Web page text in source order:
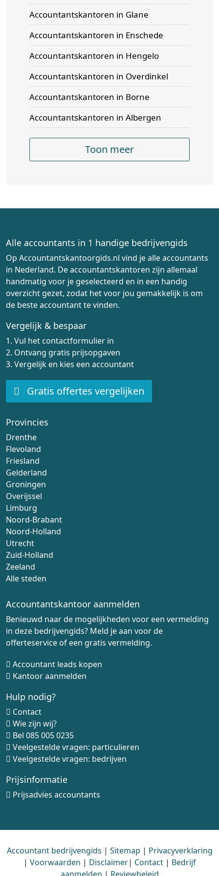
Accountantskantoren in Glane
Accountantskantoren in Enschede
Accountantskantoren in Hengelo
Accountantskantoren in Overdinkel
Accountantskantoren in Borne
Accountantskantoren in Albergen
Toon meer
Alle accountants in 1 handige bedrijvengids
Op Accountantskantoorgids.nl vind je alle accountants
in Nederland. De accountantskantoren zijn allemaal
handmatig voor je geselecteerd en in een handig
overzicht gezet, zodat het voor jou gemakkelijk is om
de beste accountant te vinden.
Vergelijk & bespaar
1. Vul het contactformulier in
2. Ontvang gratis prijsopgaven
3. Vergelijk en kies een accountant
Gratis offertes vergelijken
Provincies
Drenthe
Flevoland
Friesland
Gelderland
Groningen
Overijssel
Limburg
Noord-Brabant
Noord-Holland
Utrecht
Zuid-Holland
Zeeland
Alle steden
Accountantskantoor aanmelden
Benieuwd naar de mogelijkheden voor een vermelding
in deze bedrijvengids? Meld je aan voor de
offerteservice of een gratis vermelding.
Accountant leads kopen
Kantoor aanmelden
Hulp nodig?
Contact
Wie zijn wij?
Bel 085 005 0235
Veelgestelde vragen: particulieren
Veelgestelde vragen: bedrijven
Prijsinformatie
Prijsadvies accountants
Accountant bedrijvengids | Sitemap | Privacyverklaring
| Voorwaarden | Disclaimer| Contact| Bedrijf